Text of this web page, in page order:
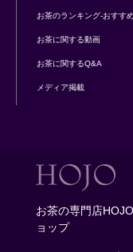
お茶のランキング-おすす
お茶に関する動画
お茶に関するQ&A
メディア掲載
お茶の専門店
ョップ